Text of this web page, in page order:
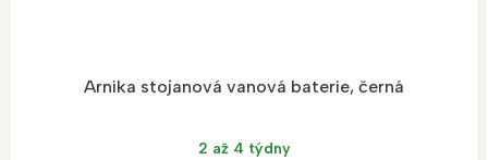
Arnika stojanová vanová baterie, černá
2 až 4 týdny